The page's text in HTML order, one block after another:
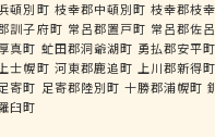
頓別町 枝幸郡中頓別町 枝幸郡枝
訓子府町 常呂郡置戸町 常呂郡佐
真町 虻田郡洞爺湖町 勇払郡安平町
士幌町 河東郡鹿追町 上川郡新得町
寄町 足寄郡陸別町 十勝郡浦幌町
臼町